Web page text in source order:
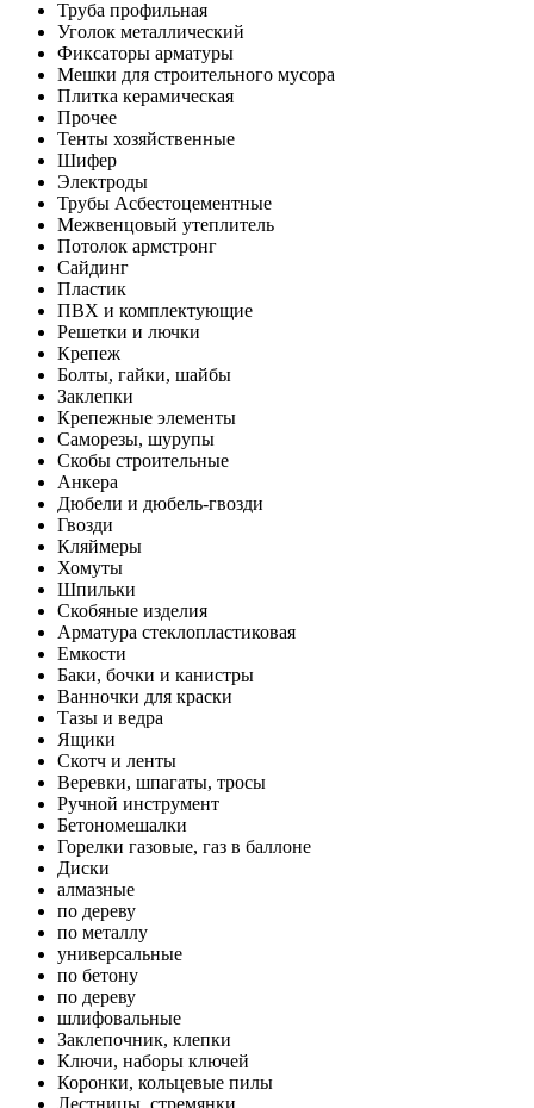
Труба профильная
Уголок металлический
Фиксаторы арматуры
Мешки для строительного мусора
Плитка керамическая
Прочее
Тенты хозяйственные
Шифер
Электроды
Трубы Асбестоцементные
Межвенцовый утеплитель
Потолок армстронг
Сайдинг
Пластик
ПВХ и комплектующие
Решетки и лючки
Крепеж
Болты, гайки, шайбы
Заклепки
Крепежные элементы
Саморезы, шурупы
Скобы строительные
Анкера
Дюбели и дюбель-гвозди
Гвозди
Кляймеры
Хомуты
Шпильки
Скобяные изделия
Арматура стеклопластиковая
Емкости
Баки, бочки и канистры
Ванночки для краски
Тазы и ведра
Ящики
Скотч и ленты
Веревки, шпагаты, тросы
Ручной инструмент
Бетономешалки
Горелки газовые, газ в баллоне
Диски
алмазные
по дереву
по металлу
универсальные
по бетону
по дереву
шлифовальные
Заклепочник, клепки
Ключи, наборы ключей
Коронки, кольцевые пилы
Лестницы, стремянки